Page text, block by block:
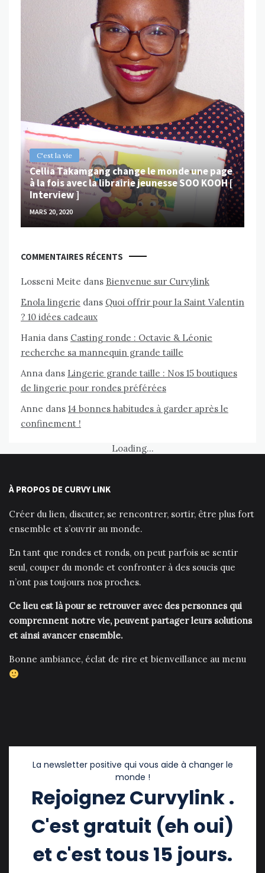
C'est la vie
Cellia Takamgang change le monde une page
à la fois avec la librairie jeunesse SOO KOOH [
Interview ]
MARS 20, 2020
COMMENTAIRES RÉCENTS
Losseni Meite dans Bienvenue sur Curvylink
Enola lingerie dans Quoi offrir pour la Saint Valentin
? 10 idées cadeaux
Hania dans Casting ronde : Octavie & Léonie
recherche sa mannequin grande taille
Anna dans Lingerie grande taille : Nos 15 boutiques
de lingerie pour rondes préférées
Anne dans 14 bonnes habitudes à garder après le
confinement !
Loading...
À PROPOS DE CURVY LINK
Créer du lien, discuter, se rencontrer, sortir, être plus fort
ensemble et s’ouvrir au monde.
En tant que rondes et ronds, on peut parfois se sentir
seul, couper du monde et confronter à des soucis que
n’ont pas toujours nos proches.
Ce lieu est là pour se retrouver avec des personnes qui
comprennent notre vie, peuvent partager leurs solutions
et ainsi avancer ensemble.
Bonne ambiance, éclat de rire et bienveillance au menu
La newsletter positive qui vous aide à changer le
monde !
Rejoignez Curvylink .
C'est gratuit (eh oui)
et c'est tous 15 jours.